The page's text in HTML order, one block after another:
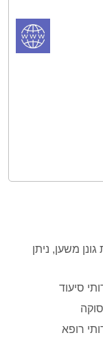
משען, ניתן
סיעוד
רופא